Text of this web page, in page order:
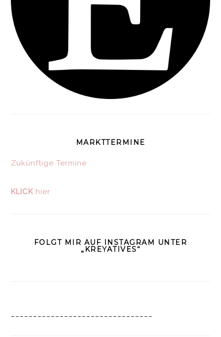
MARKTTERMINE
Zukünftige Termine
KLICK hier
FOLGT MIR AUF INSTAGRAM UNTER
„KREYATIVES“